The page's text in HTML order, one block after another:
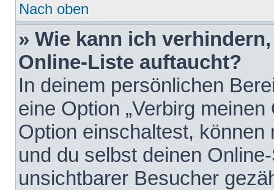
Nach oben
» Wie kann ich
Online-Liste auftaucht?
In deinem persönlichen
eine Option „Verbirg
Option einschaltest,
und du selbst deinen
unsichtbarer Besucher